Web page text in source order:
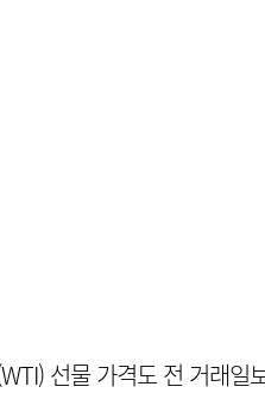
선물 가격도 전 거래일